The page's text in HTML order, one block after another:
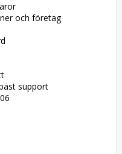
och företag
support